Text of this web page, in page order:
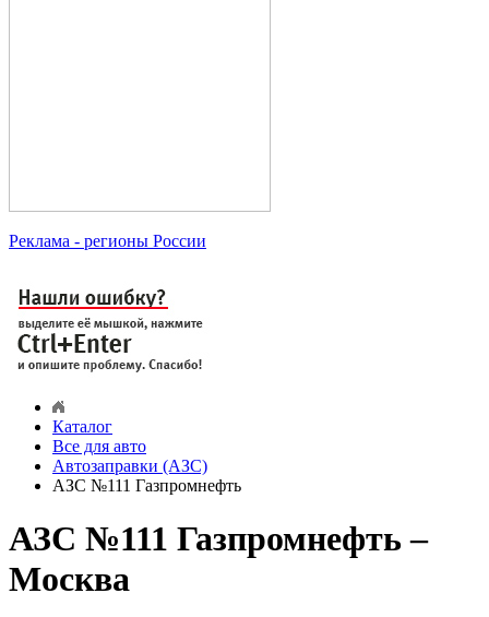
Реклама - регионы России
Каталог
Все для авто
Автозаправки (АЗС)
АЗС №111 Газпромнефть
АЗС №111 Газпромнефть –
Москва